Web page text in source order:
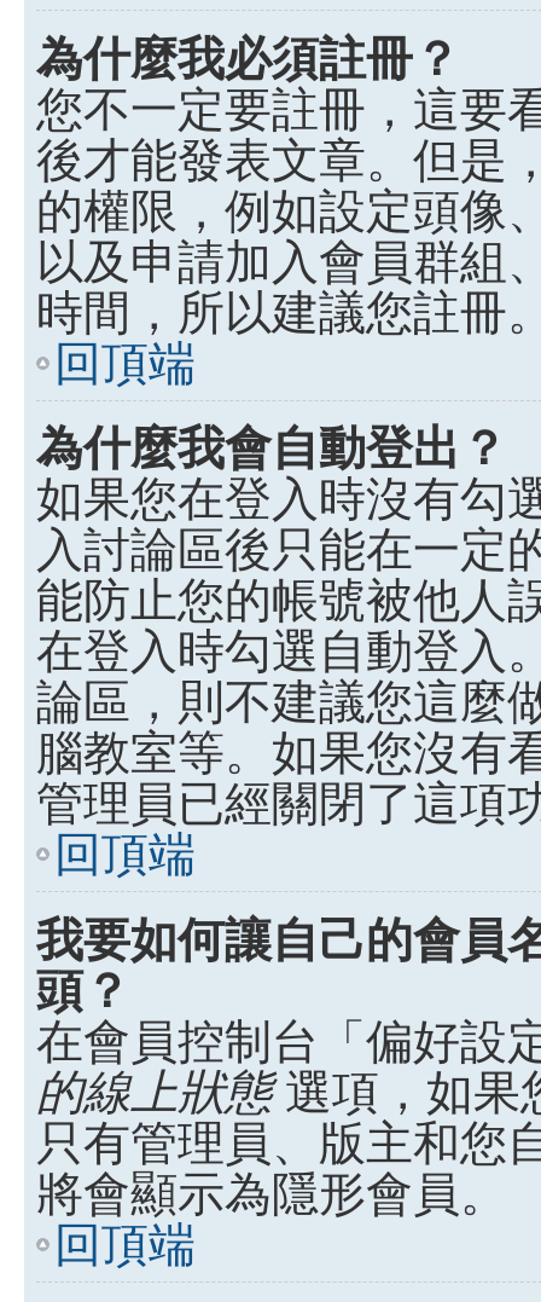
為什麼我必須註冊？
您不一定要註冊，這要
後才能發表文章。但是
的權限，例如設定頭像
以及申請加入會員群組
時間，所以建議您註冊
回頂端
為什麼我會自動登出？
如果您在登入時沒有勾
入討論區後只能在一定
能防止您的帳號被他人
在登入時勾選自動登入
論區，則不建議您這麼
腦教室等。如果您沒有
管理員已經關閉了這項
回頂端
我要如何讓自己的會員
頭？
在會員控制台「偏好設
的線上狀態選項，如果
只有管理員、版主和您
將會顯示為隱形會員。
回頂端